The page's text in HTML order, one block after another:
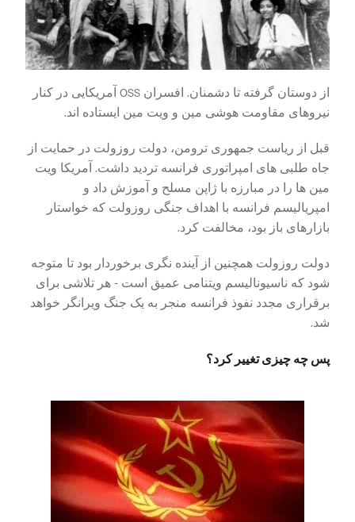
از دوستان گرفته تا دشمنان. افسران OSS آمریکایی در کنار
نیروهای مقاومت هوشی مین و ویت مین ایستاده اند.
قبل از ریاست جمهوری ترومن، دولت روزولت در حمایت از
جاه طلبی های امپراتوری فرانسه تردید داشت. آمریکا ویت
مین ها را در مبارزه با ژاپن مسلح و آموزش داد و
امپریالیسم فرانسه با اهداف جنگی روزولت که خواستار
بازارهای باز بود، مخالفت کرد.
دولت روزولت همچنین از آینده نگری برخوردار بود تا متوجه
شود که ناسیونالیسم ویتنامی عمیق است - هر تلاشی برای
برقراری مجدد نفوذ فرانسه منجر به یک جنگ ویرانگر خواهد
شد.
پس چه چیزی تغییر کرد؟